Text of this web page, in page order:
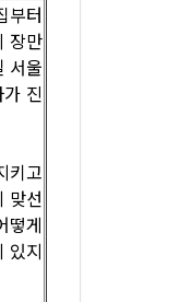
부터
장만
서울
진
키고
맞선
떻게
있지